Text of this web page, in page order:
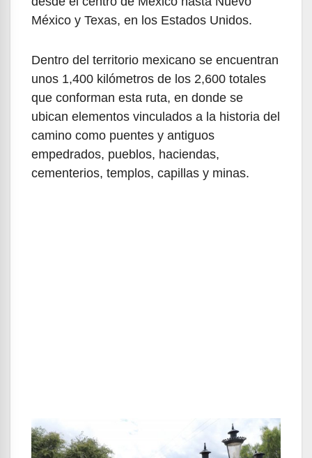
México y Texas, en los Estados Unidos.
Dentro del territorio mexicano se encuentran
unos 1,400 kilómetros de los 2,600 totales
que conforman esta ruta, en donde se
ubican elementos vinculados a la historia del
camino como puentes y antiguos
empedrados, pueblos, haciendas,
cementerios, templos, capillas y minas.